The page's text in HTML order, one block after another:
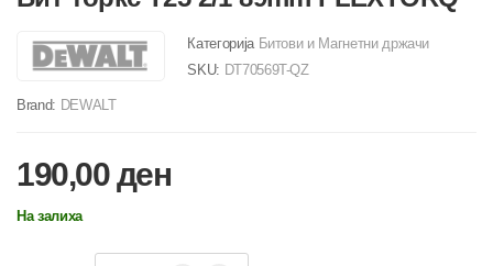
Категорија Битови и Магнетни држачи
SKU: DT70569T-QZ
Brand: DEWALT
190,00ден
На залиха